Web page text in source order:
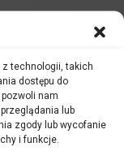
z technologii, takich
dostępu do
nam
lub
zgody lub wycofanie
i funkcje.
Seniorzy
artystami,
w wieku 3-6
grup